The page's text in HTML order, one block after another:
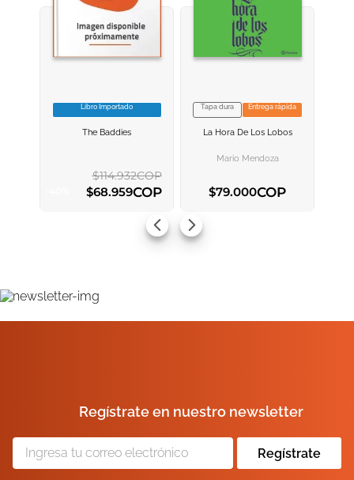
VER INFORMACION
Libro Importado
The Baddies
$114.932COP
$68.959COP
VER INFORMACION
Tapa dura Entrega rápida
La Hora De Los Lobos
Mario Mendoza
$79.000COP
Regístrate en nuestro newsletter
Regístrate